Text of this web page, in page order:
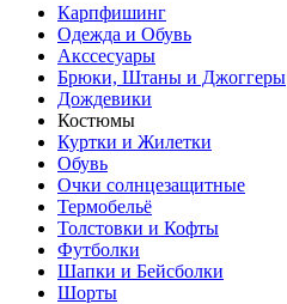
Карпфишинг
Одежда и Обувь
Акссесуары
Брюки, Штаны и Джоггеры
Дождевики
Костюмы
Куртки и Жилетки
Обувь
Очки солнцезащитные
Термобельё
Толстовки и Кофты
Футболки
Шапки и Бейсболки
Шорты